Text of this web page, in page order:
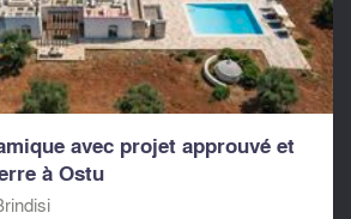
avec projet approuvé et
à Ostu